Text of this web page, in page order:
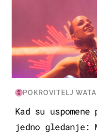
POKROVITELJ WATA
Kad su
jedno